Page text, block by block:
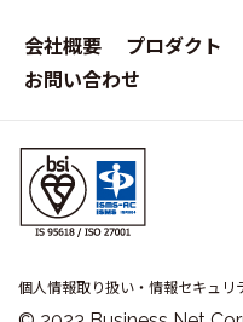
会社概要
プロダクト
お問い合わせ
個人情報取り扱い・情報セキュリ